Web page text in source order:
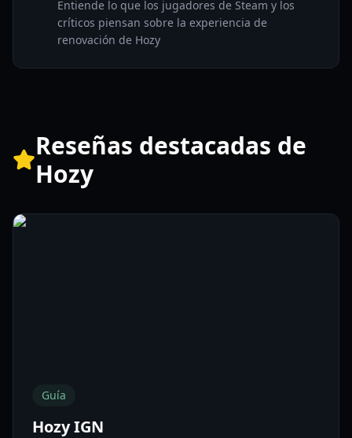
Entiende lo que los jugadores de Steam y los
críticos piensan sobre la experiencia de
renovación de Hozy
Reseñas destacadas de
Hozy
Guía
Hozy IGN